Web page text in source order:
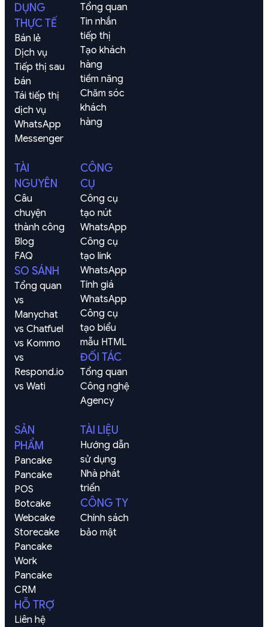
DỤNG
THỰC TẾ
Bán lẻ
Dịch vụ
Tiếp thị sau
bán
Tái tiếp thị
dịch vụ
WhatsApp
Messenger
Tổng quan
Tin nhắn
tiếp thị
Tạo khách
hàng
tiềm năng
Chăm sóc
khách
hàng
TÀI
NGUYÊN
Câu
chuyện
thành công
Blog
FAQ
SO SÁNH
Tổng quan
vs
Manychat
vs Chatfuel
vs Kommo
vs
Respond.io
vs Wati
CÔNG
CỤ
Công cụ
tạo nút
WhatsApp
Công cụ
tạo link
WhatsApp
Tính giá
WhatsApp
Công cụ
tạo biểu
mẫu HTML
ĐỐI TÁC
Tổng quan
Công nghệ
Agency
SẢN
PHẨM
Pancake
Pancake
POS
Botcake
Webcake
Storecake
Pancake
Work
Pancake
CRM
HỖ TRỢ
Liên hệ
TÀI LIỆU
Hướng dẫn
sử dụng
Nhà phát
triển
CÔNG TY
Chính sách
bảo mật